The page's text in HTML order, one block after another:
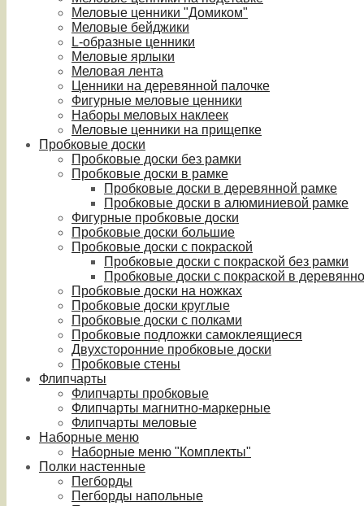
Меловые ценники "Домиком"
Меловые бейджики
L-образные ценники
Меловые ярлыки
Меловая лента
Ценники на деревянной палочке
Фигурные меловые ценники
Наборы меловых наклеек
Меловые ценники на прищепке
Пробковые доски
Пробковые доски без рамки
Пробковые доски в рамке
Пробковые доски в деревянной рамке
Пробковые доски в алюминиевой рамке
Фигурные пробковые доски
Пробковые доски большие
Пробковые доски с покраской
Пробковые доски с покраской без рамки
Пробковые доски с покраской в
Пробковые доски на ножках
Пробковые доски круглые
Пробковые доски с полками
Пробковые подложки самоклеящиеся
Двухсторонние пробковые доски
Пробковые стены
Флипчарты
Флипчарты пробковые
Флипчарты магнитно-маркерные
Флипчарты меловые
Наборные меню
Наборные меню "Комплекты"
Полки настенные
Пегборды
Пегборды напольные